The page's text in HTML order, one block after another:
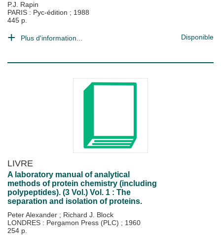
P.J. Rapin
PARIS : Pyc-édition ; 1988
445 p.
Plus d'information... Disponible
LIVRE
A laboratory manual of analytical
methods of protein chemistry (including
polypeptides). (3 Vol.) Vol. 1 : The
separation and isolation of proteins.
Peter Alexander ; Richard J. Block
LONDRES : Pergamon Press (PLC) ; 1960
254 p.